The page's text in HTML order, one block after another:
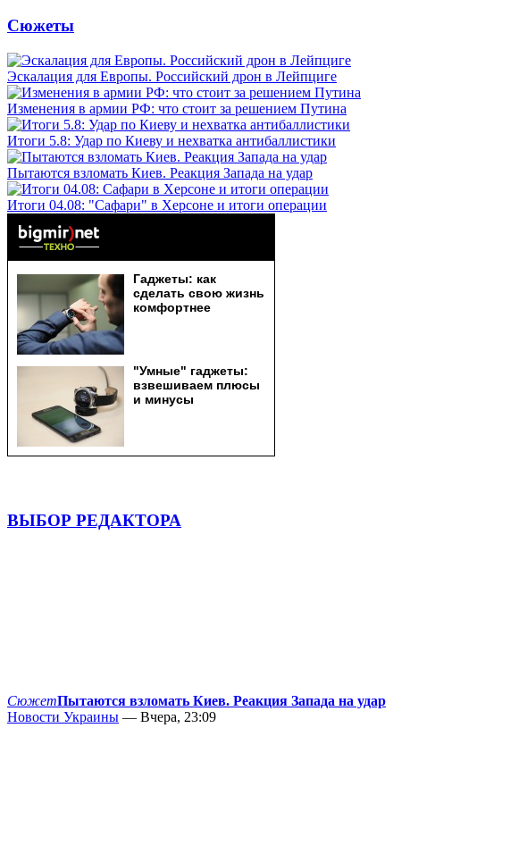
Сюжеты
Эскалация для Европы. Российский дрон в Лейпциге
Изменения в армии РФ: что стоит за решением Путина
Итоги 5.8: Удар по Киеву и нехватка антибаллистики
Пытаются взломать Киев. Реакция Запада на удар
Итоги 04.08: "Сафари" в Херсоне и итоги операции
ВЫБОР РЕДАКТОРА
СюжетПытаются взломать Киев. Реакция Запада на удар
Новости Украины — Вчера, 23:09